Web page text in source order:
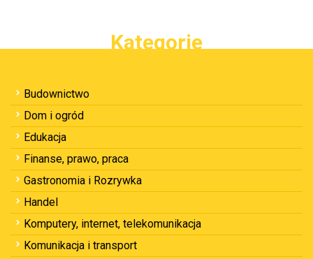
Kategorie
Budownictwo
Dom i ogród
Edukacja
Finanse, prawo, praca
Gastronomia i Rozrywka
Handel
Komputery, internet, telekomunikacja
Komunikacja i transport